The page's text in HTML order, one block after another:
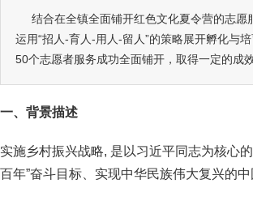
结合在全镇全面铺开红色文化夏令营的志
运用“招人-育人-用人-留人”的策略展开孵化与
50个志愿者服务成功全面铺开，取得一定的成效
一、 背景描述
实施乡村振兴战略, 是以习近平同志为核心
百年”奋斗目标、实现中华民族伟大复兴的